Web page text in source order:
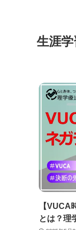
生涯学
【VUCA
とは？理